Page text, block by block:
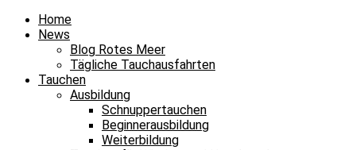
Home
News
Blog Rotes Meer
Tägliche Tauchausfahrten
Tauchen
Ausbildung
Schnuppertauchen
Beginnerausbildung
Weiterbildung